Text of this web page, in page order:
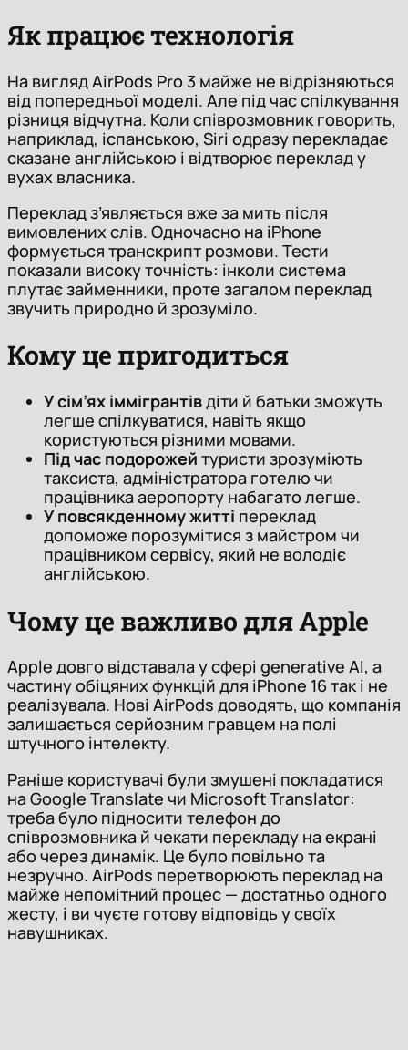
Як працює технологія
На вигляд AirPods Pro 3 майже не відрізняються
від попередньої моделі. Але під час спілкування
різниця відчутна. Коли співрозмовник говорить,
наприклад, іспанською, Siri одразу перекладає
сказане англійською і відтворює переклад у
вухах власника.
Переклад з’являється вже за мить після
вимовлених слів. Одночасно на iPhone
формується транскрипт розмови. Тести
показали високу точність: інколи система
плутає займенники, проте загалом переклад
звучить природно й зрозуміло.
Кому це пригодиться
У сім’ях іммігрантівдіти й батьки зможуть
легше спілкуватися, навіть якщо
користуються різними мовами.
Під час подорожей туристи зрозуміють
таксиста, адміністратора готелю чи
працівника аеропорту набагато легше.
У повсякденному житті переклад
допоможе порозумітися з майстром чи
працівником сервісу, який не володіє
англійською.
Чому це важливо для Apple
Apple довго відставала у сфері generative AI, а
частину обіцяних функцій для iPhone 16 так і не
реалізувала. Нові AirPods доводять, що компанія
залишається серйозним гравцем на полі
штучного інтелекту.
Раніше користувачі були змушені покладатися
на Google Translate чи Microsoft Translator:
треба було підносити телефон до
співрозмовника й чекати перекладу на екрані
або через динамік. Це було повільно та
незручно. AirPods перетворюють переклад на
майже непомітний процес — достатньо одного
жесту, і ви чуєте готову відповідь у своїх
навушниках.